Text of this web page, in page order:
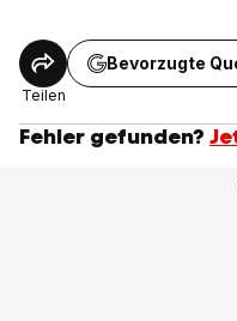
Teilen
Bevorzugte
Fehler gefunden?